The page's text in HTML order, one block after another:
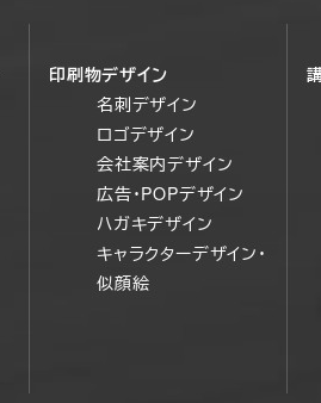
印刷物デザイン
名刺デザイン
ロゴデザイン
会社案内デザイン
広告・POPデザイン
ハガキデザイン
キャラクターデザイン・
似顔絵